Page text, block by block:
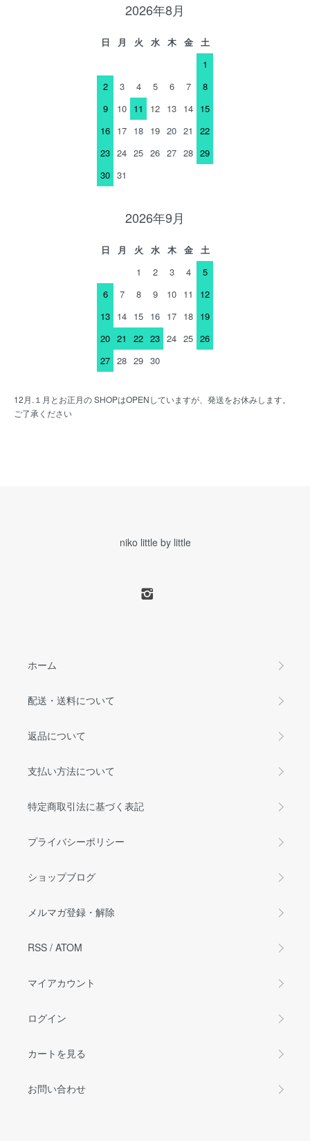
2026年8月
日 月 火 水 木 金
土
1
2
3 4 5 6 7
8
9
10 11 12 13 14 15
16 17 18 19 20 21
22
23 24 25 26 27 28 29
30 31
2026年9月
日 月 火 水 木 金
土
1
2 3 4
5
6
7 8 9 10 11
12
13 14 15 16 17 18 19
20 21 22 23 24 25 26
27 28 29 30
12月.１月とお正月の SHOPはOPENしていますが、発送をお休みします。
ご了承ください
niko little by little
ホーム
配送・送料について
返品について
支払い方法について
特定商取引法に基づく表記
プライバシーポリシー
ショップブログ
メルマガ登録・解除
RSS / ATOM
マイアカウント
ログイン
カートを見る
お問い合わせ